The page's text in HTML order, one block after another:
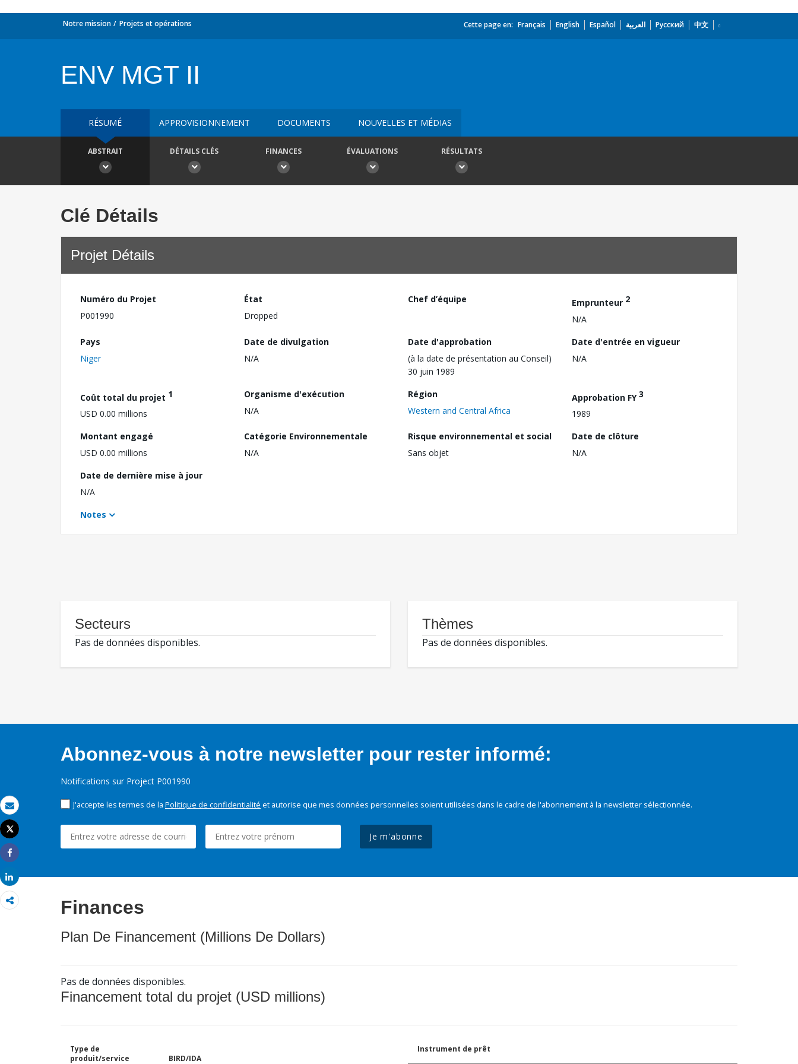
Email
Imprimer
Tweet
Share
Share
Notre mission Projets et opérations Cette page en: Français English Español العربية Русский 中文
ENV MGT II
RÉSUMÉ APPROVISIONNEMENT DOCUMENTS NOUVELLES ET MÉDIAS
ABSTRAIT DÉTAILS CLÉS FINANCES ÉVALUATIONS RÉSULTATS
Clé Détails
Projet Détails
Numéro du Projet
P001990
État
Dropped
Chef d’équipe Emprunteur 2
N/A
Pays
Niger
Date de divulgation
N/A
Date d'approbation
(à la date de présentation au Conseil)
30 juin 1989
Date d'entrée en vigueur
N/A
Coût total du projet 1
USD 0.00 millions
Organisme d'exécution
N/A
Région
Western and Central Africa
Approbation FY3
1989
Montant engagé
USD 0.00 millions
Catégorie Environnementale
N/A
Risque environnemental et social
Sans objet
Date de clôture
N/A
Date de dernière mise à jour
N/A
Notes
Secteurs
Pas de données disponibles.
Thèmes
Pas de données disponibles.
Abonnez-vous à notre newsletter pour rester informé:
Notifications sur Project P001990
J'accepte les termes de la Politique de confidentialité et autorise que mes données personnelles soient utilisées dans le cadre de l'abonnement à la newsletter sélectionnée.
Je m'abonne
Finances
Plan De Financement (Millions De Dollars)
Pas de données disponibles.
Financement total du projet (USD millions)
Type de
produit/service
BIRD/IDA
Instrument de prêt